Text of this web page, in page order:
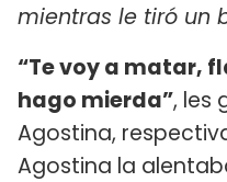
mientras le tiró un
“Te voy a matar,
hago mierda”, les
Agostina,
Agostina la